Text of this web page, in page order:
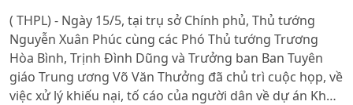
( THPL) - Ngày 15/5, tại trụ sở Chính phủ, Thủ tướng
Nguyễn Xuân Phúc cùng các Phó Thủ tướng Trương
Hòa Bình, Trịnh Đình Dũng và Trưởng ban Ban Tuyên
giáo Trung ương Võ Văn Thưởng đã chủ trì cuộc họp, về
việc xử lý khiếu nại, tố cáo của người dân về dự án Khu